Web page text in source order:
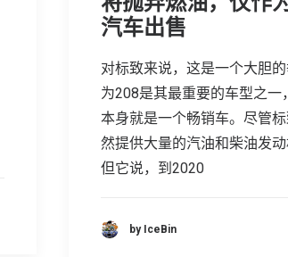
汽车出售
对标致来说，这是一个大胆
为208是其最重要的车型之一
本身就是一个畅销车。尽管
然提供大量的汽油和柴油发动
但它说，到2020
by IceBin